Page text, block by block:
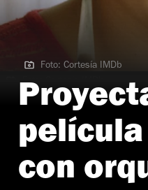
Foto: Cortesía IMDb
Foto: Cortesía IMDb
con